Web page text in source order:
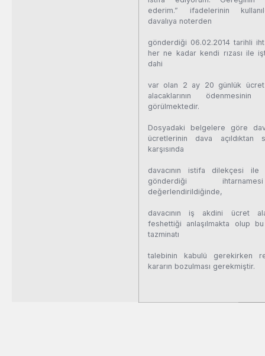
ederim.” ifadelerinin
davalıya noterden
gönderdiği 06.02.2014 tarihli
her ne kadar kendi rızası ile
dahi
var olan 2 ay 20 günlük
alacaklarının
görülmektedir.
Dosyadaki belgelere göre
ücretlerinin dava açıldıktan
karşısında
davacının istifa dilekçesi ile
gönderdiği
değerlendirildiğinde,
davacının iş akdini ücret
feshettiği anlaşılmakta olup
tazminatı
talebinin kabulü gerekirken
kararın bozulması gerekmiştir.